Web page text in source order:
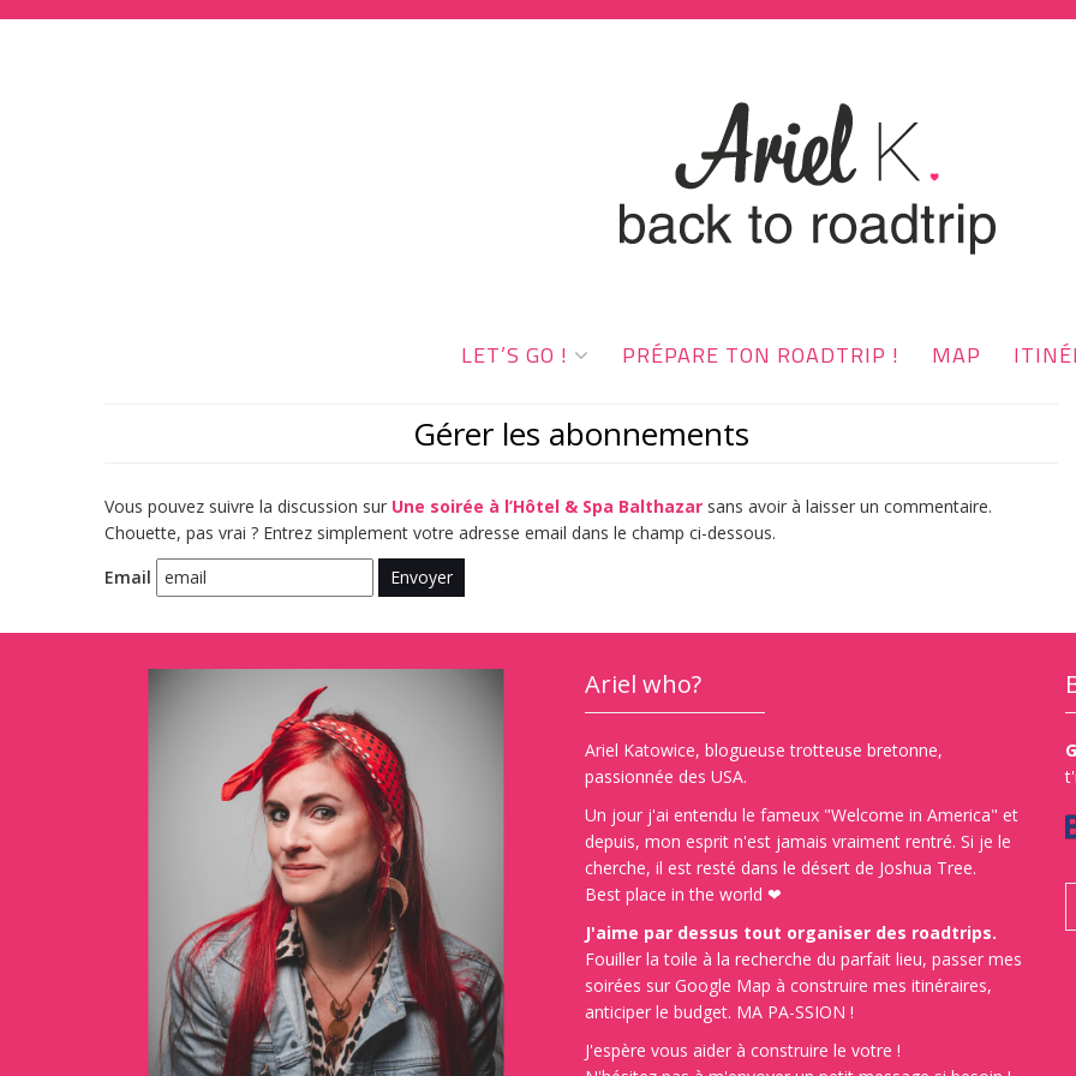
LET’S GO ! PRÉPARE TON ROADTRIP ! MAP
Gérer les abonnements
Vous pouvez suivre la discussion sur Une soirée à l’Hôtel & Spa Balthazar sans avoir à laisser un commentaire.
Chouette, pas vrai ? Entrez simplement votre adresse email dans le champ ci-dessous.
Email
Ariel who?
Ariel Katowice, blogueuse trotteuse bretonne,
passionnée des USA.
Un jour j'ai entendu le fameux "Welcome in America" et
depuis, mon esprit n'est jamais vraiment rentré. Si je le
cherche, il est resté dans le désert de Joshua Tree.
Best place in the world ❤
J'aime par dessus tout organiser des roadtrips.
Fouiller la toile à la recherche du parfait lieu, passer mes
soirées sur Google Map à construire mes itinéraires,
anticiper le budget. MA PA-SSION !
J'espère vous aider à construire le votre !